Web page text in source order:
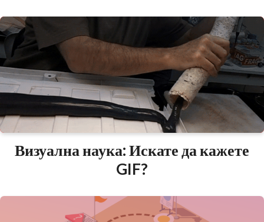
Визуална наука: Искате да кажете
GIF?